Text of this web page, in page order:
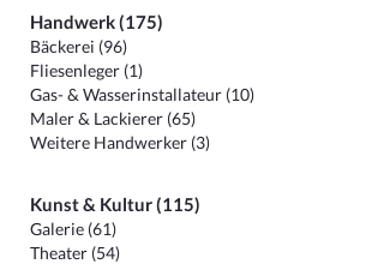
Handwerk (175)
Bäckerei (96)
Fliesenleger (1)
Gas- & Wasserinstallateur (10)
Maler & Lackierer (65)
Weitere Handwerker (3)
Kunst & Kultur (115)
Galerie (61)
Theater (54)